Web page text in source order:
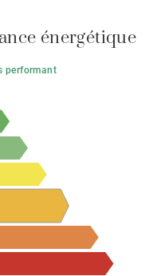
énergétique
performant